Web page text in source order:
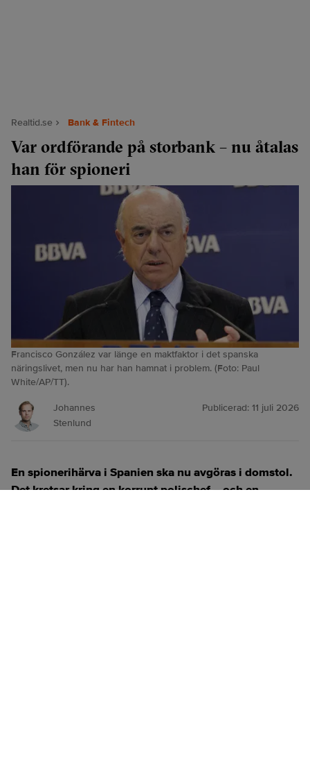
Realtid.se Bank & Fintech
Var ordförande på storbank – nu åtalas
han för spioneri
Francisco González var länge en maktfaktor i det spanska
näringslivet, men nu har han hamnat i problem. (Foto: Paul
White/AP/TT).
Johannes
Stenlund
Publicerad: 11 juli 2026
En spionerihärva i Spanien ska nu avgöras i domstol.
Det kretsar kring en korrupt polischef – och en